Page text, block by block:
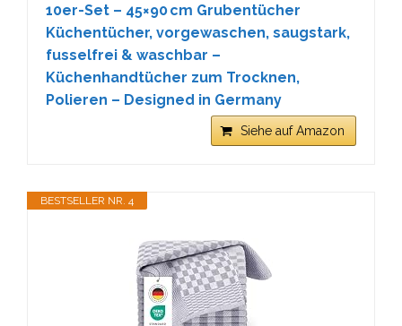
10er-Set – 45×90 cm Grubentücher
Küchentücher, vorgewaschen, saugstark,
fusselfrei & waschbar –
Küchenhandtücher zum Trocknen,
Polieren – Designed in Germany
Siehe auf Amazon
BESTSELLER NR. 4